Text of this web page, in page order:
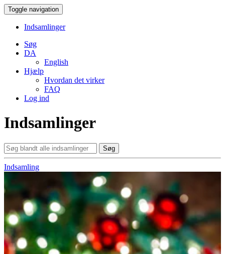
Toggle navigation
Indsamlinger
Søg
DA
English
Hjælp
Hvordan det virker
FAQ
Log ind
Indsamlinger
Søg
Indsamling